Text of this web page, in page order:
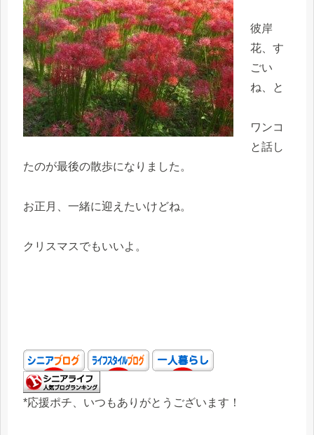
彼岸
花、す
ごい
ね、と
ワンコ
と話し
たのが最後の散歩になりました。
お正月、一緒に迎えたいけどね。
クリスマスでもいいよ。
*応援ポチ、いつもありがとうございます！